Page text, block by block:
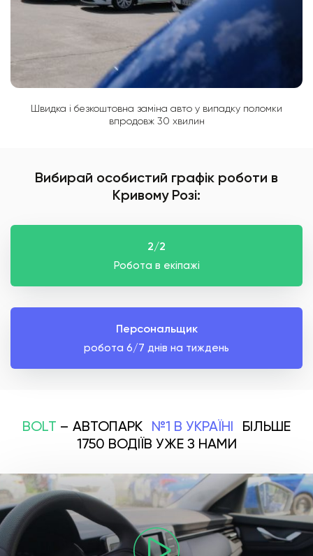
Швидка і безкоштовна заміна авто у випадку поломки
впродовж 30 хвилин
Вибирай особистий графік роботи в
Кривому Розі:
2/2
Робота в екіпажі
Персональщик
робота 6/7 днів на тиждень
BOLT – АВТОПАРК №1 В УКРАЇНІ
БІЛЬШЕ
1750 ВОДІЇВ УЖЕ З НАМИ